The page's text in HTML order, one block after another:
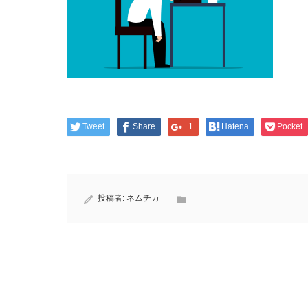
Tweet Share +1 Hatena Pocket
投稿者: ネムチカ